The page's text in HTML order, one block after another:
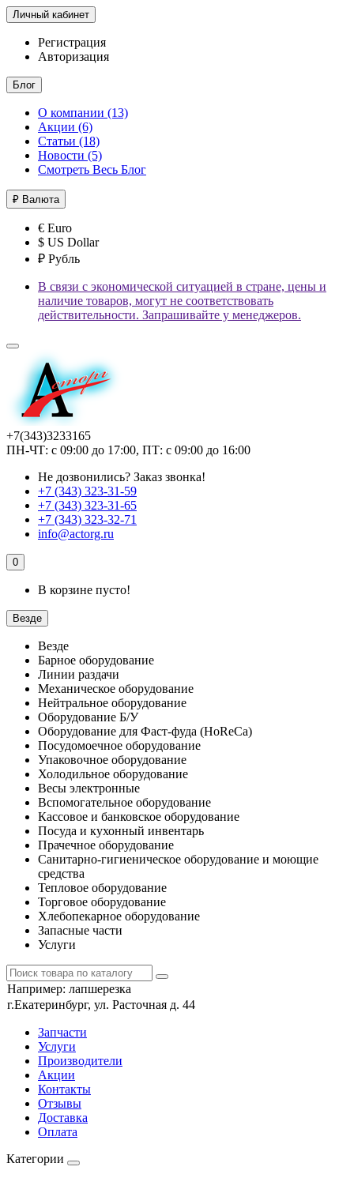
Личный кабинет
Регистрация
Авторизация
Блог
О компании (13)
Акции (6)
Статьи (18)
Новости (5)
Смотреть Весь Блог
₽ Валюта
€ Euro
$ US Dollar
₽ Рубль
В связи с экономической ситуацией в стране, цены и
наличие товаров, могут не соответствовать
действительности. Запрашивайте у менеджеров.
+7(343)3233165
ПН-ЧТ: с 09:00 до 17:00, ПТ: с 09:00 до 16:00
Не дозвонились? Заказ звонка!
+7 (343) 323-31-59
+7 (343) 323-31-65
+7 (343) 323-32-71
info@actorg.ru
0
В корзине пусто!
Везде
Везде
Барное оборудование
Линии раздачи
Механическое оборудование
Нейтральное оборудование
Оборудование Б/У
Оборудование для Фаст-фуда (HoReCa)
Посудомоечное оборудование
Упаковочное оборудование
Холодильное оборудование
Весы электронные
Вспомогательное оборудование
Кассовое и банковское оборудование
Посуда и кухонный инвентарь
Прачечное оборудование
Санитарно-гигиеническое оборудование и моющие
средства
Тепловое оборудование
Торговое оборудование
Хлебопекарное оборудование
Запасные части
Услуги
Например: лапшерезка
г.Екатеринбург, ул. Расточная д. 44
Запчасти
Услуги
Производители
Акции
Контакты
Отзывы
Доставка
Оплата
Категории